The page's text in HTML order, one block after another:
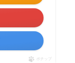
ポチップ